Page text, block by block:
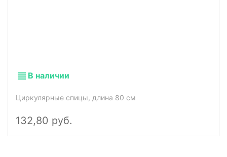
В наличии
Циркулярные спицы, длина 80 см
132,80 руб.